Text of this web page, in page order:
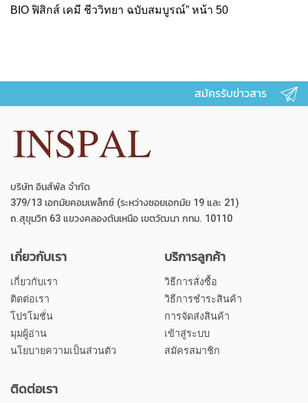
BIO ฟิสิกส์ เคมี ชีววิทยา ฉบับสมบูรณ์” หน้า 50
สมัครรับข่าวสาร
บริษัท อินส์พัล จำกัด
379/13 เอกมัยคอมเพล็กซ์ (ระหว่างซอยเอกมัย 19 และ 21)
ถ.สุขุมวิท 63 แขวงคลองตันเหนือ เขตวัฒนา กทม. 10110
เกี่ยวกับเรา
เกี่ยวกับเรา
ติดต่อเรา
โปรโมชั่น
มุมผู้อ่าน
นโยบายความเป็นส่วนตัว
บริการลูกค้า
วิธีการสั่งซื้อ
วิธีการชำระสินค้า
การจัดส่งสินค้า
เข้าสู่ระบบ
สมัครสมาชิก
ติดต่อเรา